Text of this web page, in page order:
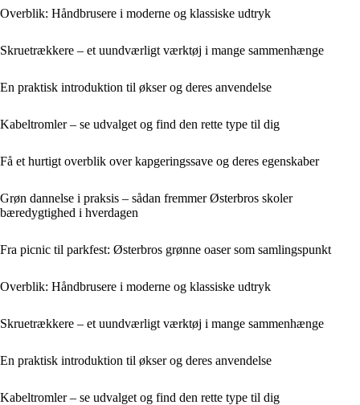
Overblik: Håndbrusere i moderne og klassiske udtryk
Skruetrækkere – et uundværligt værktøj i mange sammenhænge
En praktisk introduktion til økser og deres anvendelse
Kabeltromler – se udvalget og find den rette type til dig
Få et hurtigt overblik over kapgeringssave og deres egenskaber
Grøn dannelse i praksis – sådan fremmer Østerbros skoler
bæredygtighed i hverdagen
Fra picnic til parkfest: Østerbros grønne oaser som samlingspunkt
Overblik: Håndbrusere i moderne og klassiske udtryk
Skruetrækkere – et uundværligt værktøj i mange sammenhænge
En praktisk introduktion til økser og deres anvendelse
Kabeltromler – se udvalget og find den rette type til dig